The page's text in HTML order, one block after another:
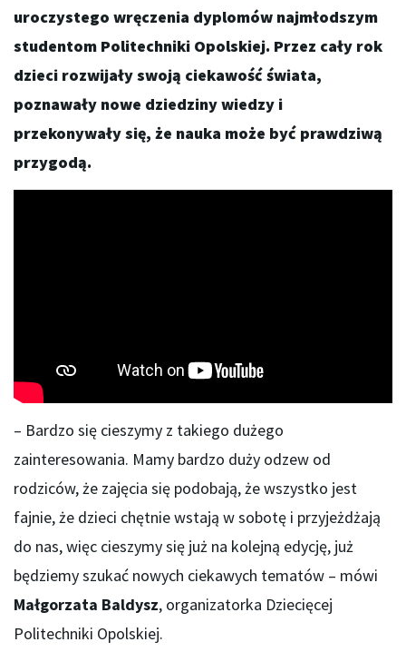
uroczystego wręczenia dyplomów najmłodszym
studentom Politechniki Opolskiej. Przez cały rok
dzieci rozwijały swoją ciekawość świata,
poznawały nowe dziedziny wiedzy i
przekonywały się, że nauka może być prawdziwą
przygodą.
– Bardzo się cieszymy z takiego dużego
zainteresowania. Mamy bardzo duży odzew od
rodziców, że zajęcia się podobają, że wszystko jest
fajnie, że dzieci chętnie wstają w sobotę i przyjeżdżają
do nas, więc cieszymy się już na kolejną edycję, już
będziemy szukać nowych ciekawych tematów – mówi
Małgorzata Baldysz, organizatorka Dziecięcej
Politechniki Opolskiej.